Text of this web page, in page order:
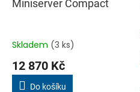
Miniserver Compact
Skladem (3 ks)
12 870 Kč
Do košíku